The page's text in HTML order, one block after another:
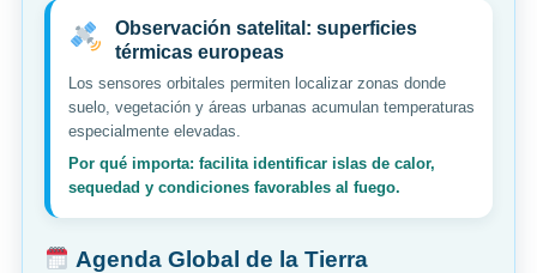
Observación satelital: superficies
térmicas europeas
Los sensores orbitales permiten localizar zonas donde
suelo, vegetación y áreas urbanas acumulan temperaturas
especialmente elevadas.
Por qué importa: facilita identificar islas de calor,
sequedad y condiciones favorables al fuego.
Agenda Global de la Tierra